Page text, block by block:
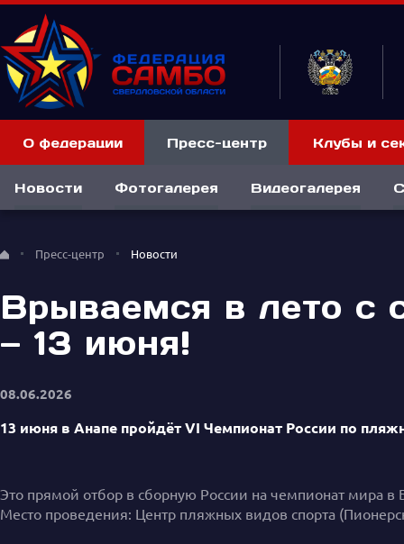
О федерации Пресс-центр
Новости Фотогалерея Видеогалерея
Клубы и
Пресс-центр Новости
Врываемся в лето с
— 13 июня!
08.06.2026
13 июня в Анапе пройдёт VI Чемпионат России по
Это прямой отбор в сборную России на чемпионат мира в
Место проведения: Центр пляжных видов спорта